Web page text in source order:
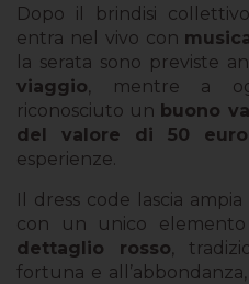
Dopo il brindisi
entra nel vivo con
la serata sono previste
viaggio, mentre a
riconosciuto un buono
del valore di 50 euro
esperienze.
Il dress code lascia
con un unico elemento
dettaglio rosso,
fortuna e